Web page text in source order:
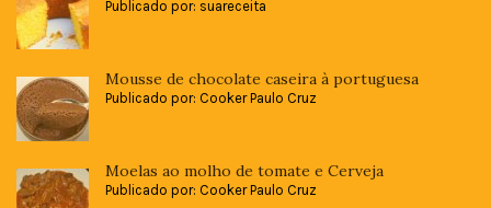
Publicado por: suareceita
Mousse de chocolate caseira à portuguesa
Publicado por: Cooker Paulo Cruz
Moelas ao molho de tomate e Cerveja
Publicado por: Cooker Paulo Cruz